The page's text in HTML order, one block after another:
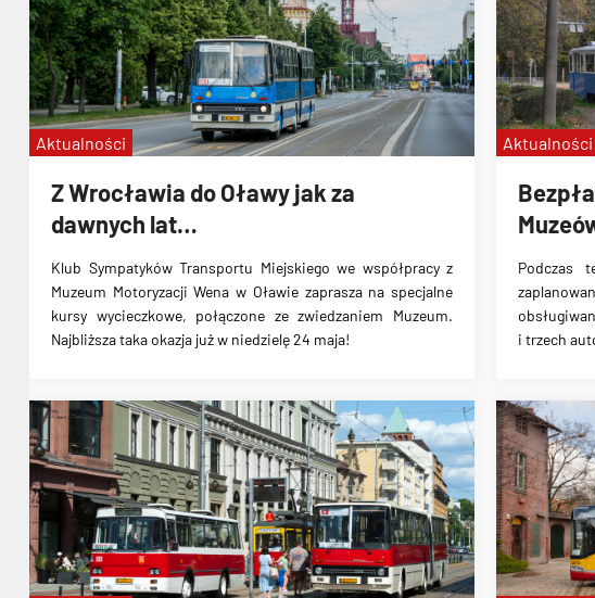
Z Wrocławia do Oławy jak za
dawnych lat…
Klub Sympatyków Transportu Miejskiego we współpracy z
Muzeum Motoryzacji Wena w Oławie zaprasza na specjalne
kursy wycieczkowe, połączone ze zwiedzaniem Muzeum.
Najbliższa taka okazja już w niedzielę 24 maja!
Aktualności
Podczas
i trzech
Aktualności